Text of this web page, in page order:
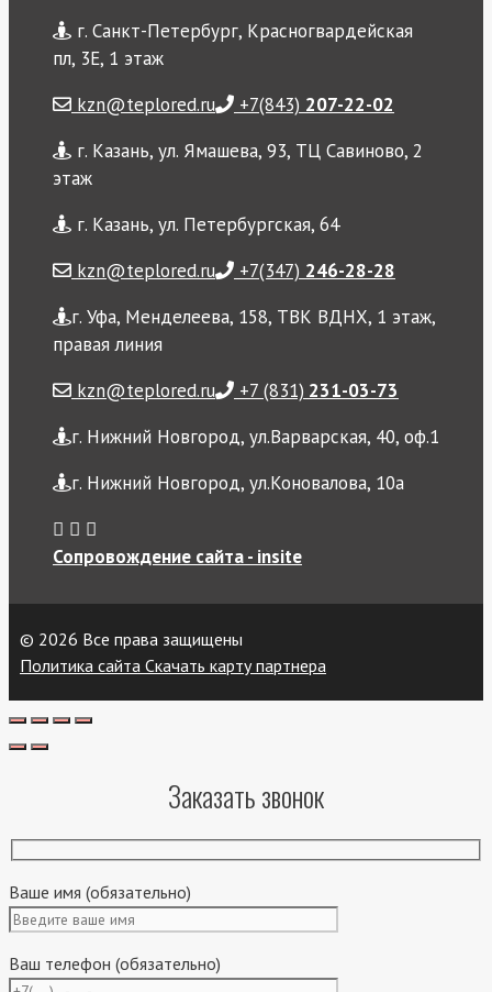
г. Санкт-Петербург, Красногвардейская
пл, 3Е, 1 этаж
kzn@teplored.ru
+7(843) 207-22-02
г. Казань, ул. Ямашева, 93, ТЦ Савиново, 2
этаж
г. Казань, ул. Петербургская, 64
kzn@teplored.ru
+7(347) 246-28-28
г. Уфа, Менделеева, 158, ТВК ВДНХ, 1 этаж,
правая линия
kzn@teplored.ru
+7 (831) 231-03-73
г. Нижний Новгород, ул.Варварская, 40, оф.1
г. Нижний Новгород, ул.Коновалова, 10а
Сопровождение сайта - insite
© 2026 Все права защищены
Политика сайта Скачать карту партнера
Заказать звонок
Ваше имя (обязательно)
Ваш телефон (обязательно)